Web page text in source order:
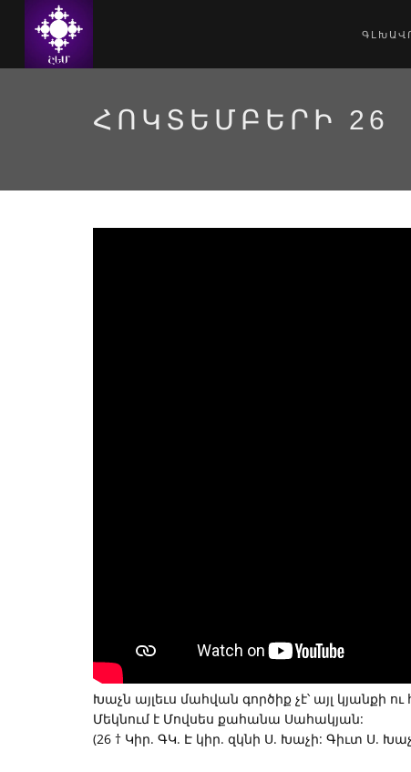
ՀՈԿՏԵՄԲԵՐԻ 26
Խաչն այլեւս մահվան գործիք չէ՝ այլ կյանքի
Մեկնում է Մովսես քահանա Սահակյան:
(26 † Կիր. ԳԿ. Է կիր. զկնի Ս. Խաչի: Գիւտ Ս.